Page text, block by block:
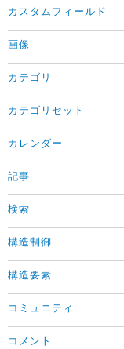
カスタムフィールド
画像
カテゴリ
カテゴリセット
カレンダー
記事
検索
構造制御
構造要素
コミュニティ
コメント